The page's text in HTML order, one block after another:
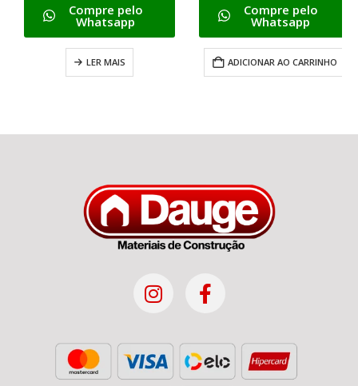
Compre pelo
Whatsapp
LER MAIS
Compre pelo
Whatsapp
ADICIONAR AO CARRINHO